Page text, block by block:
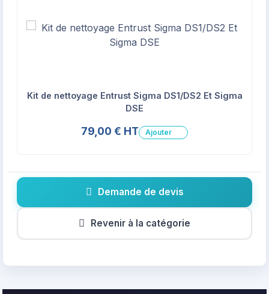
Kit de nettoyage Entrust Sigma DS1/DS2 Et Sigma
DSE
79,00 € HT Ajouter
Demande de devis
Revenir à la catégorie